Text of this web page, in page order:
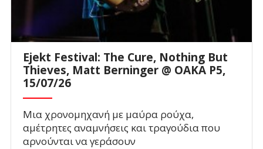
Ejekt Festival: The Cure, Nothing But
Thieves, Matt Berninger @ ΟΑΚΑ P5,
15/07/26
Μια χρονομηχανή με μαύρα ρούχα,
αμέτρητες αναμνήσεις και τραγούδια που
αρνούνται να γεράσουν